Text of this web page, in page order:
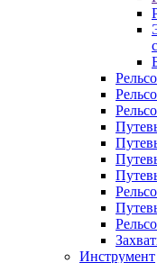
Инструмент